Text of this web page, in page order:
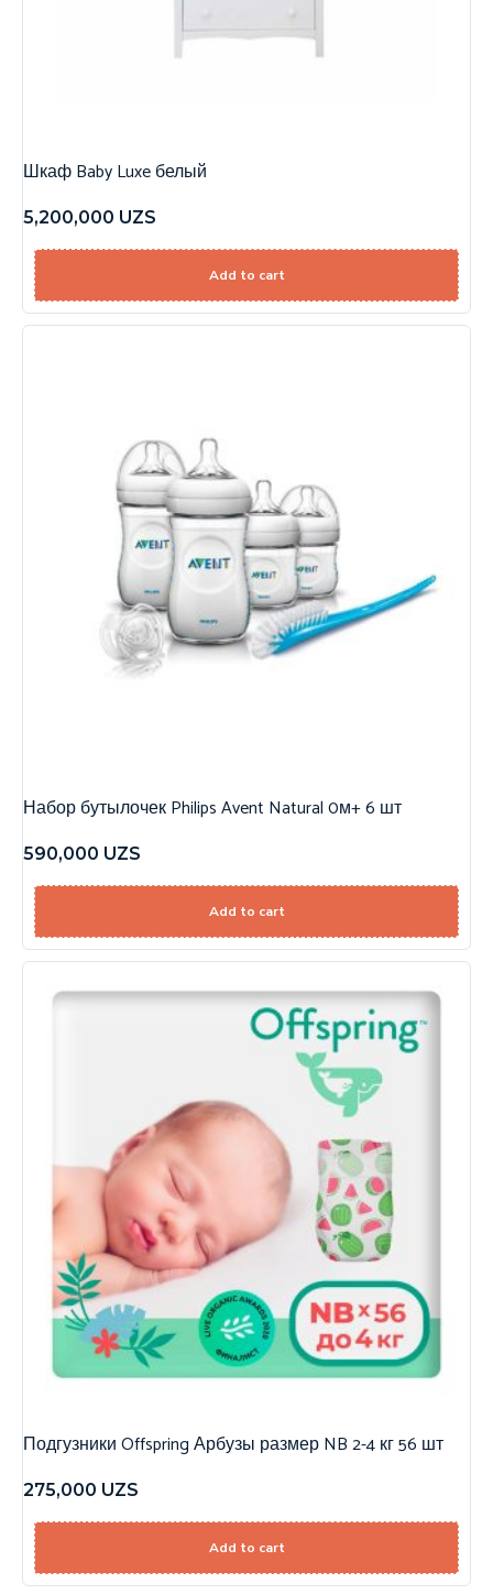
Шкаф Baby Luxe белый
5,200,000 UZS
Add to cart
Набор бутылочек Philips Avent Natural 0м+ 6 шт
590,000 UZS
Add to cart
Подгузники Offspring Арбузы размер NB 2-4 кг 56 шт
275,000 UZS
Add to cart